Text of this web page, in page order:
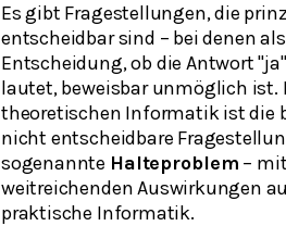
Es gibt Fragestellungen, die
entscheidbar sind – bei denen
Entscheidung, ob die Antwort
lautet, beweisbar unmöglich ist.
theoretischen Informatik ist die
nicht entscheidbare
sogenannte Halteproblem – mit
weitreichenden Auswirkungen
praktische Informatik.